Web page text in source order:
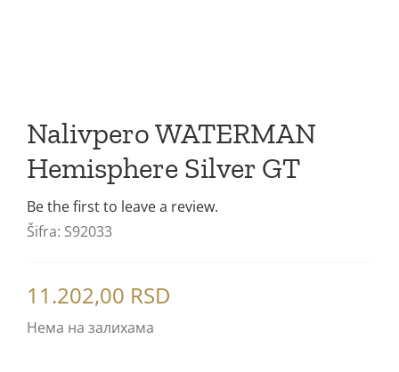
Nalivpero WATERMAN
Hemisphere Silver GT
Be the first to leave a review.
Šifra: S92033
11.202,00 RSD
Нема на залихама